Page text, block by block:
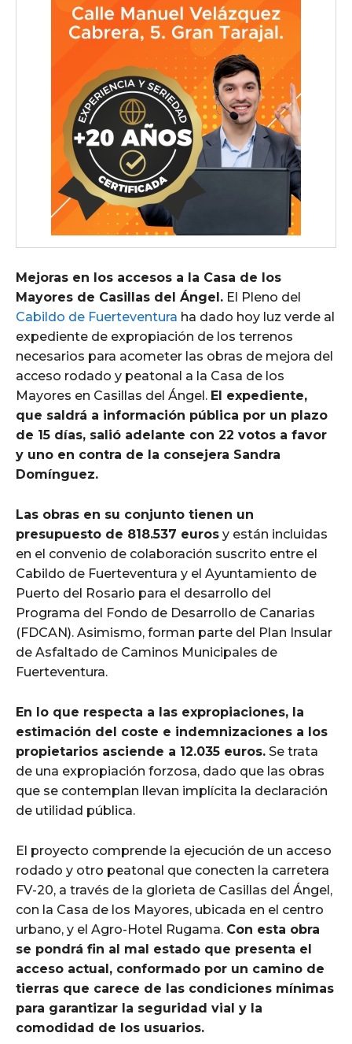
Mejoras en los accesos a la Casa de los
Mayores de Casillas del Ángel. El Pleno del
Cabildo de Fuerteventura ha dado hoy luz verde al
expediente de expropiación de los terrenos
necesarios para acometer las obras de mejora del
acceso rodado y peatonal a la Casa de los
Mayores en Casillas del Ángel. El expediente,
que saldrá a información pública por un plazo
de 15 días, salió adelante con 22 votos a favor
y uno en contra de la consejera Sandra
Domínguez.
Las obras en su conjunto tienen un
presupuesto de 818.537 euros y están incluidas
en el convenio de colaboración suscrito entre el
Cabildo de Fuerteventura y el Ayuntamiento de
Puerto del Rosario para el desarrollo del
Programa del Fondo de Desarrollo de Canarias
(FDCAN). Asimismo, forman parte del Plan Insular
de Asfaltado de Caminos Municipales de
Fuerteventura.
En lo que respecta a las expropiaciones, la
estimación del coste e indemnizaciones a los
propietarios asciende a 12.035 euros. Se trata
de una expropiación forzosa, dado que las obras
que se contemplan llevan implícita la declaración
de utilidad pública.
El proyecto comprende la ejecución de un acceso
rodado y otro peatonal que conecten la carretera
FV-20, a través de la glorieta de Casillas del Ángel,
con la Casa de los Mayores, ubicada en el centro
urbano, y el Agro-Hotel Rugama. Con esta obra
se pondrá fin al mal estado que presenta el
acceso actual, conformado por un camino de
tierras que carece de las condiciones mínimas
para garantizar la seguridad vial y la
comodidad de los usuarios.